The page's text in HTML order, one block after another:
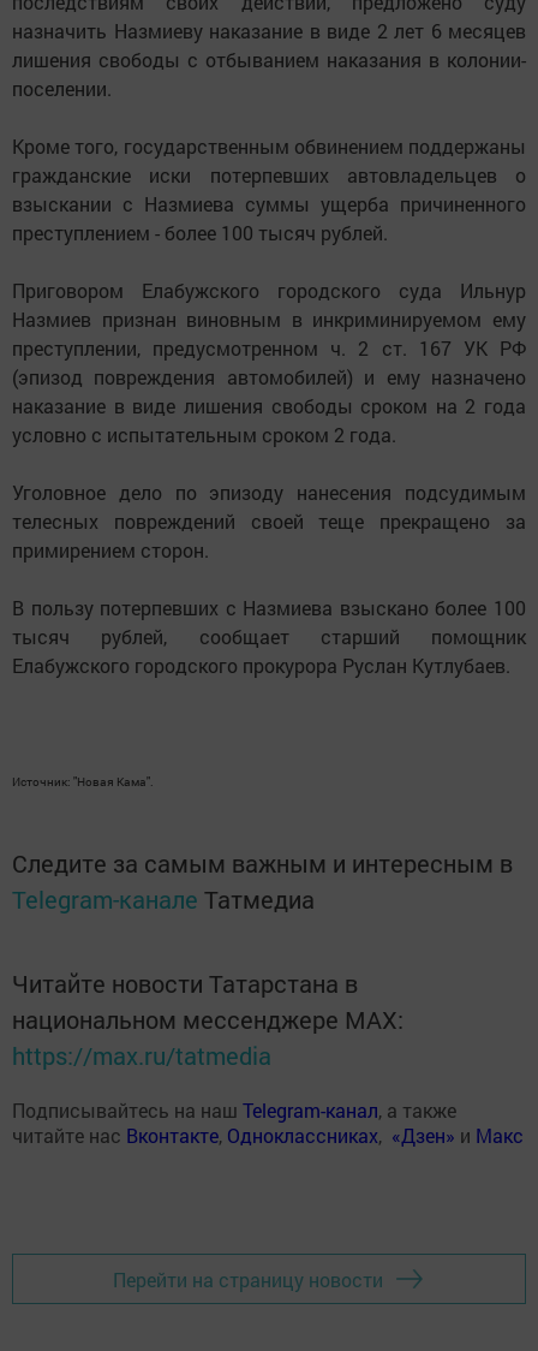
назначить Назмиеву наказание в виде 2 лет 6 месяцев
лишения свободы с отбыванием наказания в колонии-
поселении.
Кроме того, государственным обвинением поддержаны
гражданские иски потерпевших автовладельцев о
взыскании с Назмиева суммы ущерба причиненного
преступлением - более 100 тысяч рублей.
Приговором Елабужского городского суда Ильнур
Назмиев признан виновным в инкриминируемом ему
преступлении, предусмотренном ч. 2 ст. 167 УК РФ
(эпизод повреждения автомобилей) и ему назначено
наказание в виде лишения свободы сроком на 2 года
условно с испытательным сроком 2 года.
Уголовное дело по эпизоду нанесения подсудимым
телесных повреждений своей теще прекращено за
примирением сторон.
В пользу потерпевших с Назмиева взыскано более 100
тысяч рублей, сообщает старший помощник
Елабужского городского прокурора Руслан Кутлубаев.
Источник: "Новая Кама".
Следите за самым важным и интересным в
Telegram-канале Татмедиа
Читайте новости Татарстана в
национальном мессенджере MАХ:
https://max.ru/tatmedia
Подписывайтесь на наш Telegram-канал, а также
читайте нас Вконтакте, Одноклассниках, «Дзен» и Макс
Перейти на страницу новости